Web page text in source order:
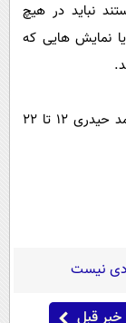
نباید در هیچ
نمایش هایی که
سی و پنجمین جشنواره فیلم فجر به دبیری محمد حیدری ۱۲ تا ۲۲
نیست
خبر قبل